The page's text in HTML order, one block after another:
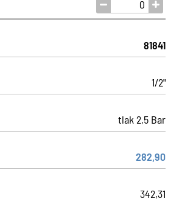
81841
1/2"
tlak 2,5 Bar
282,90
342,31